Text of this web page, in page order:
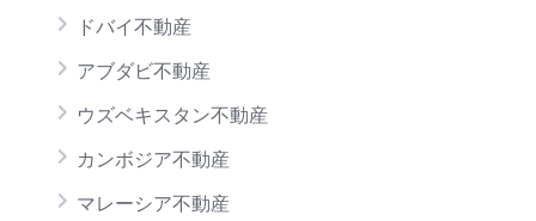
ドバイ不動産
アブダビ不動産
ウズベキスタン不動産
カンボジア不動産
マレーシア不動産